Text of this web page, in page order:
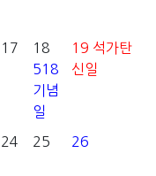
17
18
518
기념
일
19 석가탄
신일
24 25 26